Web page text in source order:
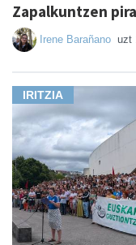
Zapalkuntzen
Irene Barañano uzt
IRITZIA